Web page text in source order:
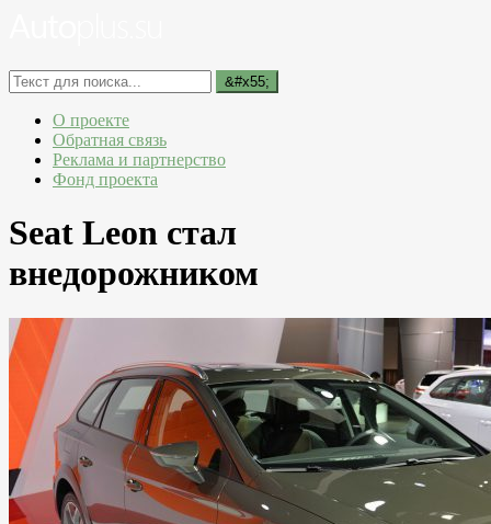
О проекте
Обратная связь
Реклама и партнерство
Фонд проекта
Seat Leon стал
внедорожником